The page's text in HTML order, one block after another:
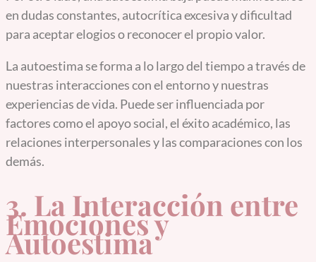
en dudas constantes, autocrítica excesiva y dificultad
para aceptar elogios o reconocer el propio valor.
La autoestima se forma a lo largo del tiempo a través de
nuestras interacciones con el entorno y nuestras
experiencias de vida. Puede ser influenciada por
factores como el apoyo social, el éxito académico, las
relaciones interpersonales y las comparaciones con los
demás.
3. La Interacción entre
Emociones y
Autoestima